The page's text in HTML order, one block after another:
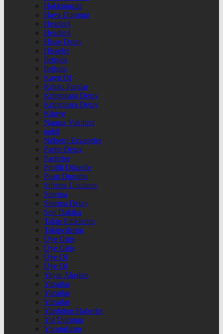
Hakkımızda
Hava Durumu
Header4
Header4
Hisse Detay
Hisseler
İletişim
İletişim
Kayıt Ol
Kripto Paralar
Kriptopara Detay
Kriptopara Detay
Künye
Namaz Vakitleri
nnbil
Nöbetçi Eczaneler
Parite Detay
Pariteler
Profili Düzenle
Puan Durumu
Şifremi Unuttum
Sinema
Sinema Detay
Son Dakika
Takip Ettiklerim
Takipçilerim
Üye Giriş
Üye Giriş
Üye Ol
Üye Ol
Yayın Akışları
Yazarlar
Yazarlar
Yazarlar
Yazdığım Haberler
Yol Durumu
Yorumlarım